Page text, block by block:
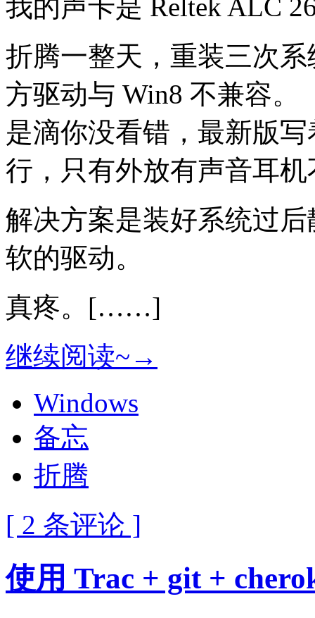
我的声卡是 Reltek ALC
折腾一整天，重装三次
方驱动与 Win8 不兼容。
是滴你没看错，最新版
行，只有外放有声音耳机
解决方案是装好系统过
软的驱动。
真疼。[……]
继续阅读~→
Windows
备忘
折腾
[ 2 条评论 ]
使用 Trac + git +